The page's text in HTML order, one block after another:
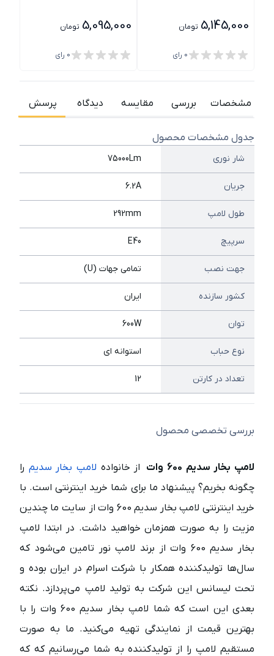
5,145,000 تومان
0 رای
5,095,000 تومان
0 رای
مشخصات بررسی مقایسه دیدگاه پرسش
جدول مشخصات محصول
شار نوری 75000Lm
جریان 6.2A
طول لامپ 292mm
سرپیچ E40
جهت نصب تمامی جهات (U)
کشور سازنده ایران
توان 600W
نوع حباب استوانه ای
تعداد در کارتن 12
بررسی تخصصی محصول
لامپ بخار سدیم 600 وات از خانواده لامپ بخار سدیم را
چگونه بخریم؟ پیشنهاد ما برای شما خرید اینترنتی است. با
خرید اینترنتی لامپ بخار سدیم 600 وات از سایت ما چندین
مزیت را به صورت همزمان خواهید داشت. در ابتدا لامپ
بخار سدیم 600 وات از برند لامپ نور تامین می‌شود که
سال‌ها تولیدکننده همکار با شرکت اسرام در ایران بوده و
تحت لیسانس این شرکت به تولید لامپ می‌پردازد. نکته
بعدی این است که شما لامپ بخار سدیم 600 وات را با
بهترین قیمت از نمایندگی تهیه می‌کنید. ما به صورت
مستقیم لامپ را از تولیدکننده به شما می‌رسانیم که که